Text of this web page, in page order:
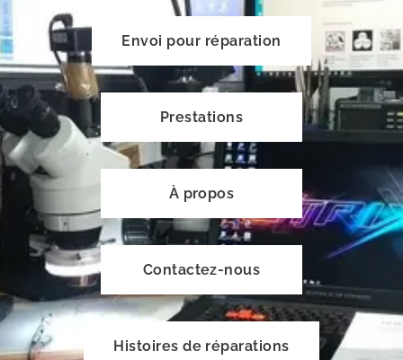
Envoi pour réparation
Prestations
À propos
Contactez-nous
Histoires de réparations